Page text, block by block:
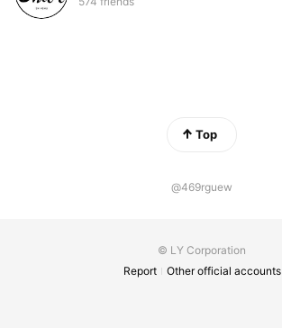
Top
@469rguew
© LY Corporation
Report
Other official accounts